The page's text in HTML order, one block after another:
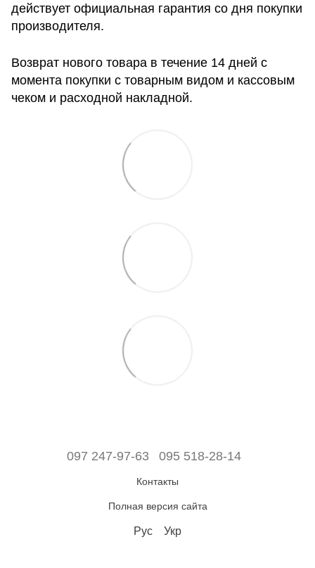
действует официальная гарантия со дня покупки
производителя.
Возврат нового товара в течение 14 дней с
момента покупки с товарным видом и кассовым
чеком и расходной накладной.
097 247-97-63 095 518-28-14
Контакты
Полная версия сайта
Рус Укр